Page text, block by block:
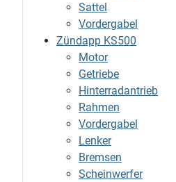
Sattel
Vordergabel
Zündapp KS500
Motor
Getriebe
Hinterradantrieb
Rahmen
Vordergabel
Lenker
Bremsen
Scheinwerfer